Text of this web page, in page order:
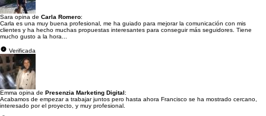
Sara opina de Carla Romero:
Carla es una muy buena profesional, me ha guiado para mejorar la comunicación con mis
clientes y ha hecho muchas propuestas interesantes para conseguir más seguidores. Tiene
mucho gusto a la hora...
Verificada
Emma opina de Presenzia Marketing Digital:
Acabamos de empezar a trabajar juntos pero hasta ahora Francisco se ha mostrado cercano,
interesado por el proyecto, y muy profesional.